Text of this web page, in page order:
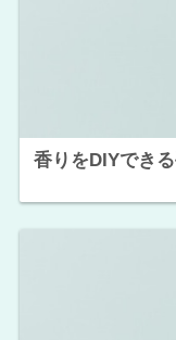
香りをDIYでき